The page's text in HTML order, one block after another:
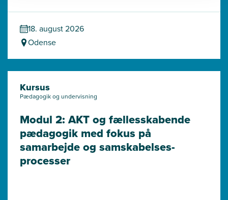
18. august 2026
Odense
Kursus
Pædagogik og undervisning
Modul 2: AKT og fællesskabende
pædagogik med fokus på
samarbejde og samskabelses­
processer